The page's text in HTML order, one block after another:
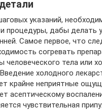
указаний,
процедуры, дабы делать
Самое первое, что
согревать
человеческого тела или
холодного
крайне неприятные
асептическому
чувствительная